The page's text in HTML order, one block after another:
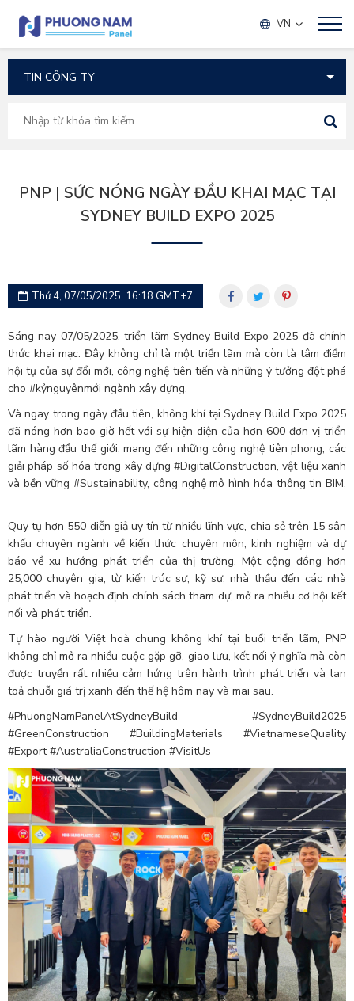
VN
TIN TỨC
PNP | SỨC NÓNG NGÀY ĐẦU KHAI MẠC TẠI
SYDNEY BUILD EXPO 2025
Thứ 4, 07/05/2025, 16:18 GMT+7
Sáng nay 07/05/2025, triển lãm Sydney Build Expo 2025 đã chính
thức khai mạc. Đây không chỉ là một triển lãm mà còn là tâm điểm
hội tụ của sự đổi mới, công nghệ tiên tiến và những ý tưởng đột phá
cho #kỷnguyênmới ngành xây dựng.
Và ngay trong ngày đầu tiên, không khí tại Sydney Build Expo 2025
đã nóng hơn bao giờ hết với sự hiện diện của hơn 600 đơn vị triển
lãm hàng đầu thế giới, mang đến những công nghệ tiên phong, các
giải pháp số hóa trong xây dựng #DigitalConstruction, vật liệu xanh
và bền vững #Sustainability, công nghệ mô hình hóa thông tin BIM,
…
Quy tụ hơn 550 diễn giả uy tín từ nhiều lĩnh vực, chia sẻ trên 15 sân
khấu chuyên ngành về kiến thức chuyên môn, kinh nghiệm và dự
báo về xu hướng phát triển của thị trường. Một cộng đồng hơn
25,000 chuyên gia, từ kiến trúc sư, kỹ sư, nhà thầu đến các nhà
phát triển và hoạch định chính sách tham dự, mở ra nhiều cơ hội kết
nối và phát triển.
Tự hào người Việt hoà chung không khí tại buổi triển lãm, PNP
không chỉ mở ra nhiều cuộc gặp gỡ, giao lưu, kết nối ý nghĩa mà còn
được truyền rất nhiều cảm hứng trên hành trình phát triển và lan
toả chuỗi giá trị xanh đến thế hệ hôm nay và mai sau.
#PhuongNamPanelAtSydneyBuild #SydneyBuild2025
#GreenConstruction #BuildingMaterials #VietnameseQuality
#Export #AustraliaConstruction #VisitUs